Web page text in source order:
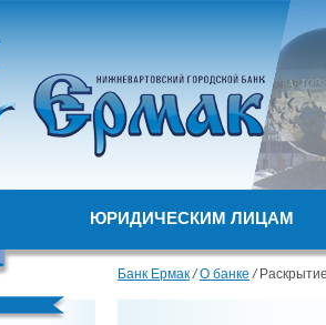
ЮРИДИЧЕСКИМ ЛИЦАМ
Банк Ермак/О банке /